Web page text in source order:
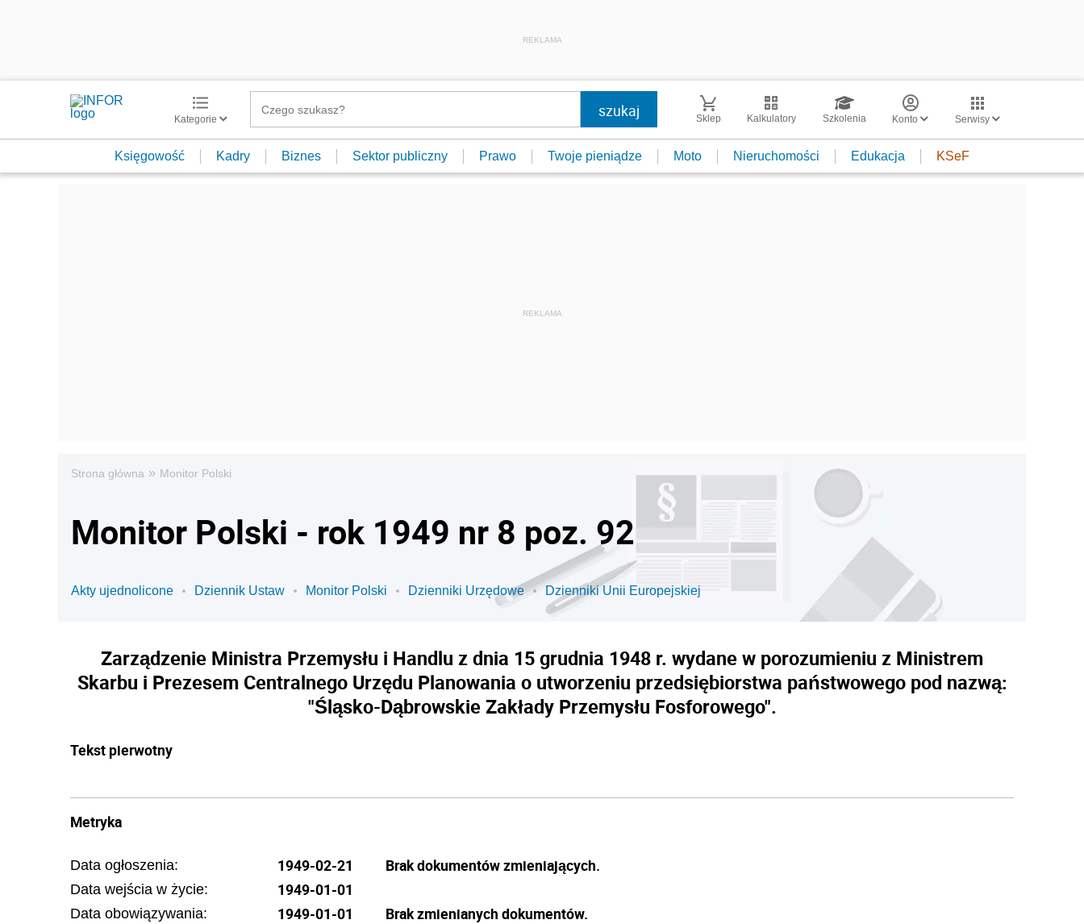
REKLAMA
Kategorie Sklep Kalkulatory Szkolenia Konto Serwisy
Księgowość Kadry Biznes Sektor publiczny Prawo Twoje pieniądze Moto Nieruchomości Edukacja KSeF
Strona główna » Monitor Polski
Monitor Polski - rok 1949 nr 8 poz. 92
Akty ujednolicone Dziennik Ustaw Monitor Polski Dzienniki Urzędowe Dzienniki Unii Europejskiej
Zarządzenie Ministra Przemysłu i Handlu z dnia 15 grudnia 1948 r. wydane w porozumieniu z Ministrem
Skarbu i Prezesem Centralnego Urzędu Planowania o utworzeniu przedsiębiorstwa państwowego pod nazwą:
"Śląsko-Dąbrowskie Zakłady Przemysłu Fosforowego".
Tekst pierwotny
Metryka
Data ogłoszenia: 1949-02-21
Data wejścia w życie: 1949-01-01
Data obowiązywania: 1949-01-01
Brak dokumentów zmieniających.
Brak zmienianych dokumentów.